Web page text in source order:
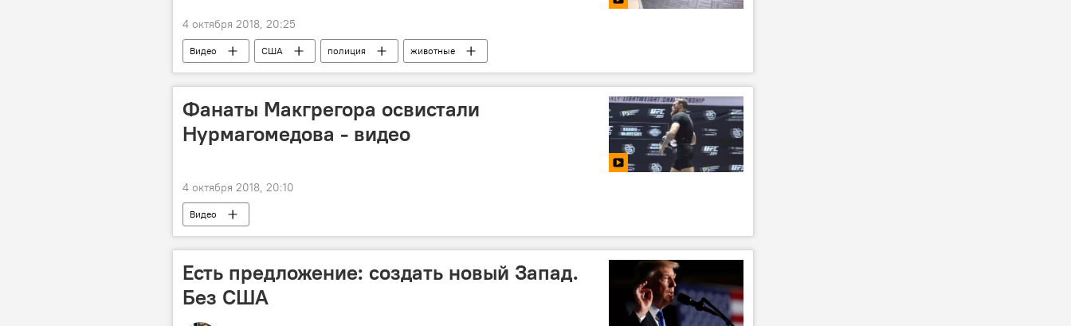
4 октября 2018, 20:25
Видео США полиция животные
Фанаты Макгрегора освистали
Нурмагомедова - видео
4 октября 2018, 20:10
Видео
Есть предложение: создать новый Запад.
Без США